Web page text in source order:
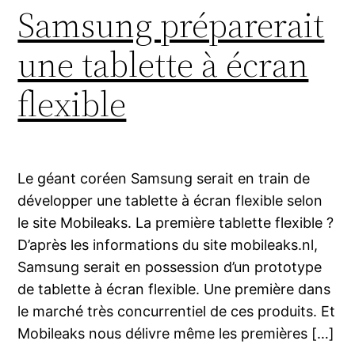
Samsung préparerait
une tablette à écran
flexible
Le géant coréen Samsung serait en train de
développer une tablette à écran flexible selon
le site Mobileaks. La première tablette flexible ?
D’après les informations du site mobileaks.nl,
Samsung serait en possession d’un prototype
de tablette à écran flexible. Une première dans
le marché très concurrentiel de ces produits. Et
Mobileaks nous délivre même les premières […]